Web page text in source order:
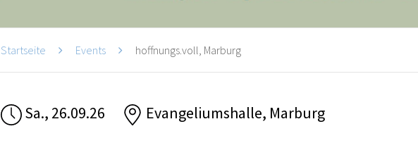
Startseite Events hoffnungs.voll, Marburg
Sa., 26.09.26 Evangeliumshalle, Marburg